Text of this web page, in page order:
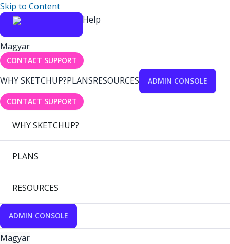
Skip to Content
Help
Magyar
CONTACT SUPPORT
WHY SKETCHUP?PLANSRESOURCES ADMIN CONSOLE
CONTACT SUPPORT
WHY SKETCHUP?
PLANS
RESOURCES
ADMIN CONSOLE
Magyar